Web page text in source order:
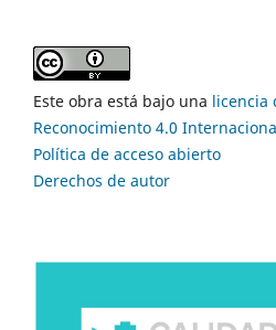
Este obra está bajo una licencia
Reconocimiento 4.0
Política de acceso abierto
Derechos de autor